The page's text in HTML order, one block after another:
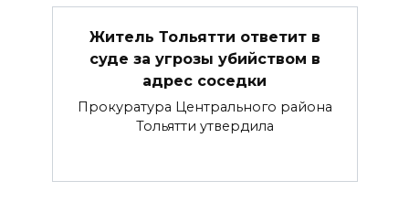
Житель Тольятти ответит в
суде за угрозы убийством в
адрес соседки
Прокуратура Центрального района
Тольятти утвердила